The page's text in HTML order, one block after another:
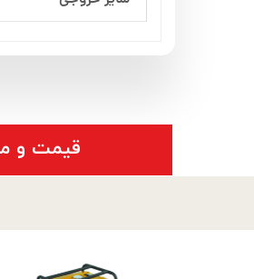
​قیمت و